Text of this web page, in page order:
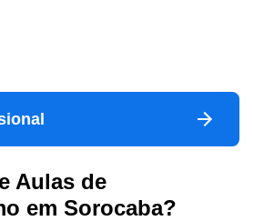
Aulas de
em Sorocaba?